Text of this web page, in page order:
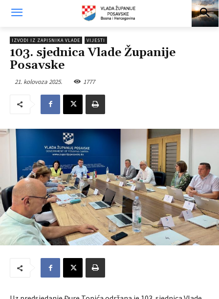
IZVODI IZ ZAPISNIKA VLADE VIJESTI
103. sjednica Vlade Županije
Posavske
21. kolovoza 2025. 1777